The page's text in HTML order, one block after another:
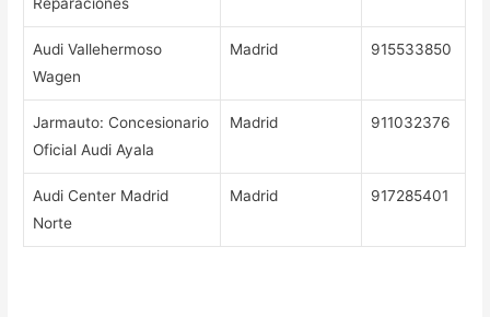
Audi Vallehermoso
Wagen
Madrid 915533850
Jarmauto: Concesionario
Oficial Audi Ayala
Madrid 911032376
Audi Center Madrid
Norte
Madrid 917285401